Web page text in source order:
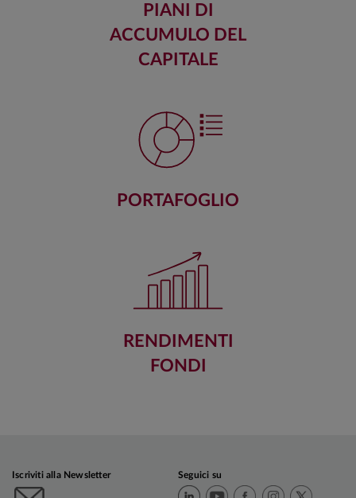
PIANI DI
ACCUMULO DEL
CAPITALE
PORTAFOGLIO
RENDIMENTI
FONDI
Iscriviti alla Newsletter Seguici su